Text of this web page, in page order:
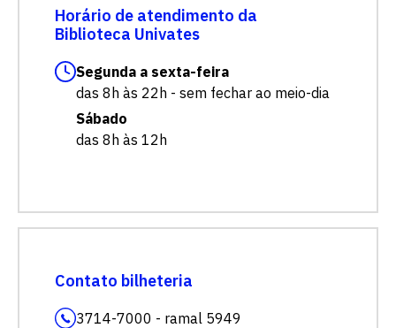
Horário de atendimento da
Biblioteca Univates
Segunda a sexta-feira
das 8h às 22h - sem fechar ao meio-dia
Sábado
das 8h às 12h
Contato bilheteria
3714-7000 - ramal 5949